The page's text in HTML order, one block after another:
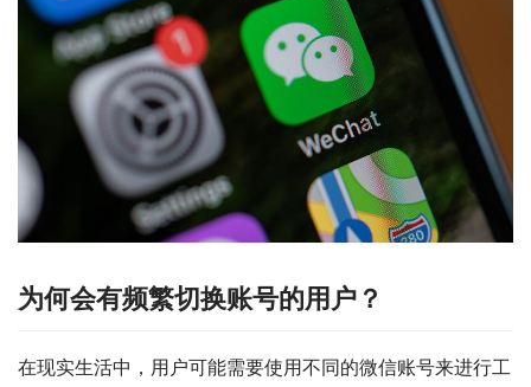
为何会有频繁切换账号的用户？
在现实生活中，用户可能需要使用不同的微信账号来进行工